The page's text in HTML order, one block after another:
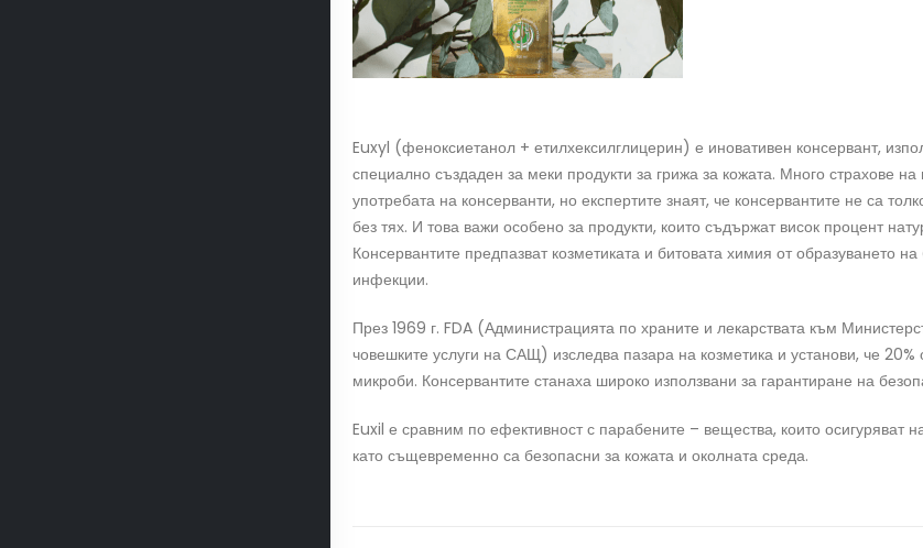
Euxyl (феноксиетанол + етилхексилглицерин) е иновативен консервант,
специално създаден за меки продукти за грижа за кожата. Много страхове
употребата на консерванти, но експертите знаят, че консервантите не са
без тях. И това важи особено за продукти, които съдържат висок процент
Консервантите предпазват козметиката и битовата химия от образуването
инфекции.
През 1969 г. FDA (Администрацията по храните и лекарствата към
човешките услуги на САЩ) изследва пазара на козметика и установи, че 20%
микроби. Консервантите станаха широко използвани за гарантиране на
Euxil е сравним по ефективност с парабените – вещества, които
като същевременно са безопасни за кожата и околната среда.